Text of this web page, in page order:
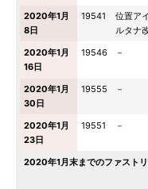
2020年1月
8日
19541
位置ア
ルタナ
2020年1月
16日
19546 －
2020年1月
30日
19555 －
2020年1月
23日
19551 －
2020年1月末までのファスト